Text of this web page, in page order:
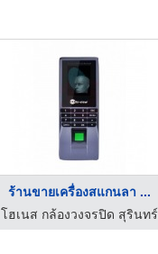
ร้านขายเครื่องสแกนลา ...
โฮเนส กล้องวงจรปิด สุรินทร์